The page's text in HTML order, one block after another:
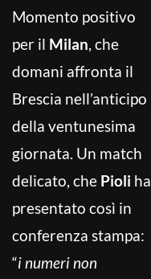
Momento positivo
per il Milan, che
domani affronta il
Brescia nell’anticipo
della ventunesima
giornata. Un match
delicato, che Pioli ha
presentato così in
conferenza stampa:
“i numeri non